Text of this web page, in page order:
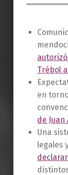
Trébol
en
de Juan
Una
legales